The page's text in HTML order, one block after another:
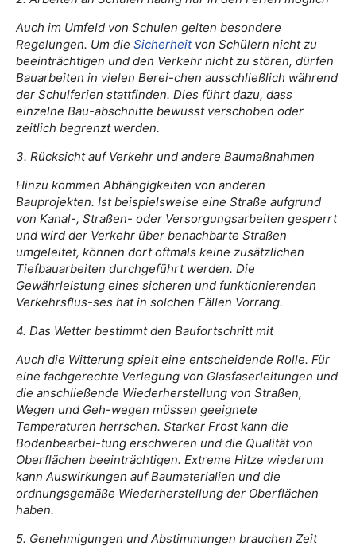
Auch im Umfeld von Schulen gelten besondere
Regelungen. Um die Sicherheitvon Schülern nicht zu
beeinträchtigen und den Verkehr nicht zu stören, dürfen
Bauarbeiten in vielen Berei-chen ausschließlich während
der Schulferien stattfinden. Dies führt dazu, dass
einzelne Bau-abschnitte bewusst verschoben oder
zeitlich begrenzt werden.
3. Rücksicht auf Verkehr und andere Baumaßnahmen
Hinzu kommen Abhängigkeiten von anderen
Bauprojekten. Ist beispielsweise eine Straße aufgrund
von Kanal-, Straßen- oder Versorgungsarbeiten gesperrt
und wird der Verkehr über benachbarte Straßen
umgeleitet, können dort oftmals keine zusätzlichen
Tiefbauarbeiten durchgeführt werden. Die
Gewährleistung eines sicheren und funktionierenden
Verkehrsflus-ses hat in solchen Fällen Vorrang.
4. Das Wetter bestimmt den Baufortschritt mit
Auch die Witterung spielt eine entscheidende Rolle. Für
eine fachgerechte Verlegung von Glasfaserleitungen und
die anschließende Wiederherstellung von Straßen,
Wegen und Geh-wegen müssen geeignete
Temperaturen herrschen. Starker Frost kann die
Bodenbearbei-tung erschweren und die Qualität von
Oberflächen beeinträchtigen. Extreme Hitze wiederum
kann Auswirkungen auf Baumaterialien und die
ordnungsgemäße Wiederherstellung der Oberflächen
haben.
5. Genehmigungen und Abstimmungen brauchen Zeit